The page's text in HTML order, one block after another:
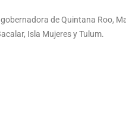
de Quintana Roo,
Isla Mujeres y Tulum.